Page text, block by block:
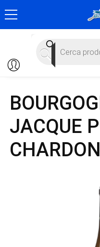
Products
search
JACQUE